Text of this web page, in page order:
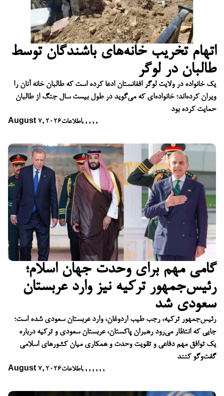
اتهام تخریب خانه‌های باشندگان توسط
طالبان در لوگر
یک خانواده در ولایت لوگر افغانستان ادعا کرده است که طالبان خانه آنان را
ویران کرده‌اند؛ خانواده‌ای که می‌گوید در طول بیست سال جنگ از طالبان
حمایت کرده بود
August 7, 2026اطلاعات, , , , ,
گامی مهم برای وحدت جهان اسلام؛
رئیس‌جمهور ترکیه نیز وارد عربستان
سعودی شد
رئیس‌جمهور ترکیه، رجب طیب اردوغان، وارد عربستان سعودی شده است؛
جایی که انتظار می‌رود رهبران پاکستان، عربستان سعودی و ترکیه درباره
یک توافق مهم دفاعی و تقویت وحدت و همکاری میان کشورهای اسلامی
گفت‌وگو کنند
August 7, 2026اطلاعات, , , , , , ,